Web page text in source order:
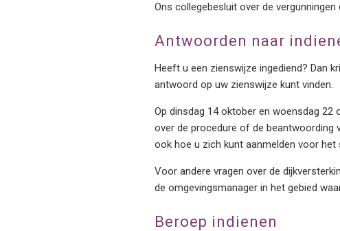
Ons collegebesluit over de vergunningen
Antwoorden naar
Heeft u een zienswijze ingediend? Dan
antwoord op uw zienswijze kunt vinden.
Op dinsdag 14 oktober en woensdag 22
over de procedure of de beantwoording
ook hoe u zich kunt aanmelden voor het
Voor andere vragen over de
de omgevingsmanager in het gebied
Beroep indienen